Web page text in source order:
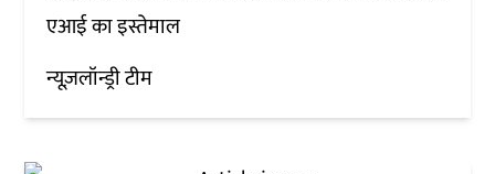
एआई का इस्तेमाल
न्यूज़लॉन्ड्री टीम